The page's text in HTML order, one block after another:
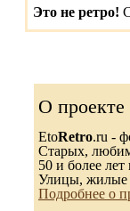
Это не ретро!
О проекте
EtoRetro.ru -
Старых,
50 и более лет
Улицы, жилые
Подробнее о